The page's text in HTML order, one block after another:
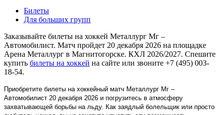
Билеты
Для больших групп
Заказывайте билеты на хоккей Металлург Мг –
Автомобилист. Матч пройдет 20 декабря 2026 на площадке
Арена Металлург в Магнитогорске. КХЛ 2026/2027. Спешите
купить билеты на хоккей на сайте или звоните +7 (495) 003-
18-54.
Приобретите билеты на хоккейный матч Металлург Мг –
Автомобилист 20 декабря 2026 и погрузитесь в атмосферу
захватывающей борьбы на льду. Как заядлый болельщик или просто